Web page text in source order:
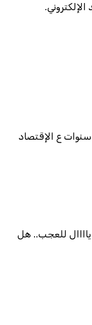
5 سـنوات وجيريل وزير مالية.. أسـوأ 5 سنوات ع الإقتصاد
للعجب.. هل